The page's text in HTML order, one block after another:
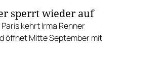
sperrt wieder auf
kehrt Irma Renner
öffnet Mitte September mit